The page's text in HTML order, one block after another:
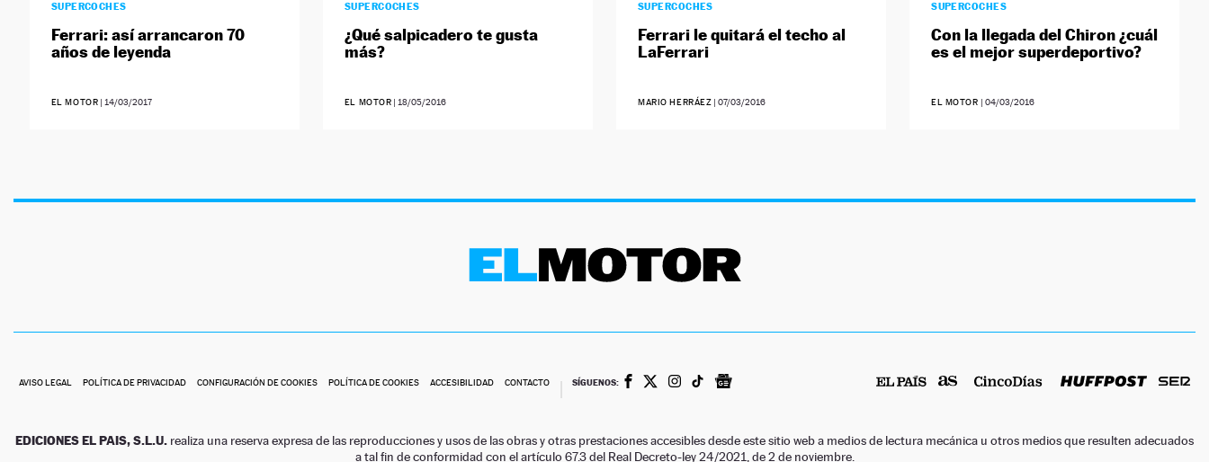
SUPERCOCHES
Ferrari: así arrancaron 70
años de leyenda
EL MOTOR | 14/03/2017
SUPERCOCHES
¿Qué salpicadero te gusta
más?
EL MOTOR | 18/05/2016
SUPERCOCHES
Ferrari le quitará el techo al
LaFerrari
MARIO HERRÁEZ |07/03/2016
SUPERCOCHES
Con la llegada del Chiron ¿cuál
es el mejor superdeportivo?
EL MOTOR | 04/03/2016
AVISO LEGAL POLÍTICA DE PRIVACIDAD CONFIGURACIÓN DE COOKIES POLÍTICA DE COOKIES ACCESIBILIDAD CONTACTO SÍGUENOS:
EDICIONES EL PAIS, S.L.U. realiza una reserva expresa de las reproducciones y usos de las obras y otras prestaciones accesibles desde este sitio web a medios de lectura mecánica u otros medios que resulten adecuados
a tal fin de conformidad con el artículo 67.3 del Real Decreto-ley 24/2021, de 2 de noviembre.